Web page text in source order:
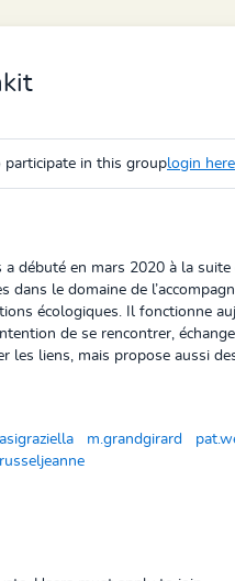
participate in this grouplogin here
a débuté en mars 2020 à la suite
dans le domaine de
écologiques. Il fonctionne
de se rencontrer,
les liens, mais propose aussi
m.grandgirard